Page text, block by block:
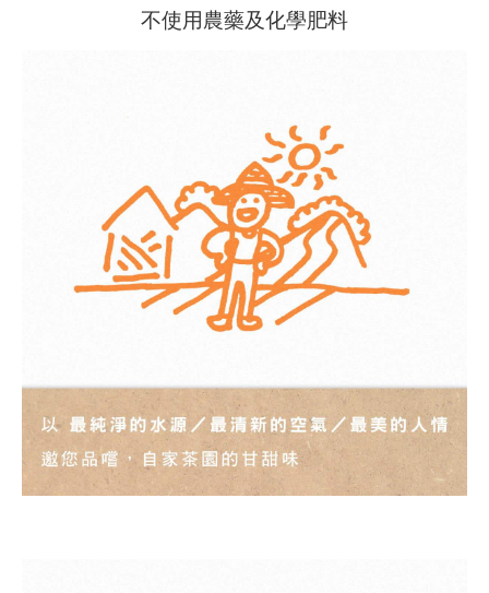
不使用農藥及化學肥料